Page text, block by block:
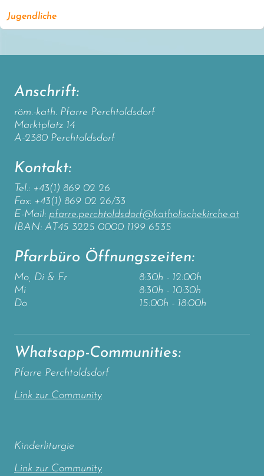
Jugendliche
Anschrift:
röm.-kath. Pfarre Perchtoldsdorf
Marktplatz 14
A-2380 Perchtoldsdorf
Kontakt:
Tel.: +43(1) 869 02 26
Fax: +43(1) 869 02 26/33
E-Mail: pfarre.perchtoldsdorf@katholischekirche.at
IBAN: AT45 3225 0000 1199 6535
Pfarrbüro Öffnungszeiten:
Mo, Di & Fr
8:30h - 12:00h
Mi
8:30h - 10:30h
Do
15:00h - 18:00h
Whatsapp-Communities:
Pfarre Perchtoldsdorf
Link zur Community
Kinderliturgie
Link zur Community